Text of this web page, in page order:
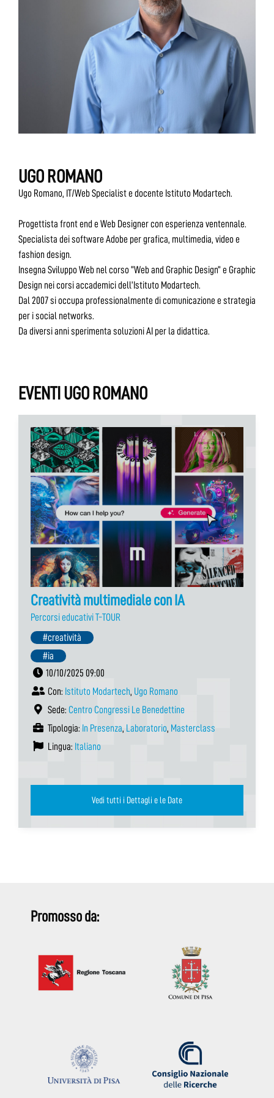
UGO ROMANO
Ugo Romano, IT/Web Specialist e docente Istituto Modartech.
Progettista front end e Web Designer con esperienza ventennale.
Specialista dei software Adobe per grafica, multimedia, video e
fashion design.
Insegna Sviluppo Web nel corso “Web and Graphic Design” e Graphic
Design nei corsi accademici dell’Istituto Modartech.
Dal 2007 si occupa professionalmente di comunicazione e strategia
per i social networks.
Da diversi anni sperimenta soluzioni AI per la didattica.
EVENTI UGO ROMANO
Creatività multimediale con IA
Percorsi educativi T-TOUR
#creatività
#ia
10/10/2025 09:00
Con: Istituto Modartech, Ugo Romano
Sede: Centro Congressi Le Benedettine
Tipologia: In Presenza, Laboratorio, Masterclass
Lingua: Italiano
Vedi tutti i Dettagli e le Date
Promosso da: